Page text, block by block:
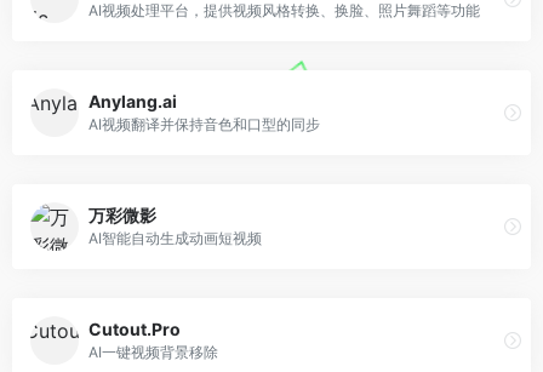
AI视频处理平台，提供视频风格转换、换脸、照片舞蹈等功能
Anylang.ai
AI视频翻译并保持音色和口型的同步
万彩微影
AI智能自动生成动画短视频
Cutout.Pro
AI一键视频背景移除